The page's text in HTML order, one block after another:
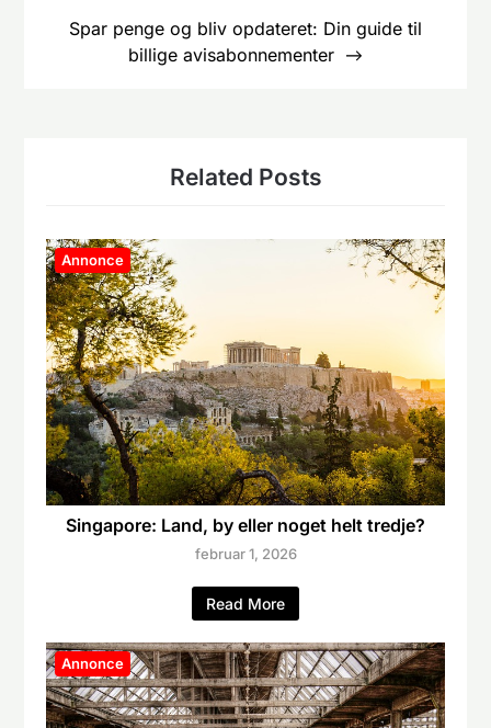
Spar penge og bliv opdateret: Din guide til
billige avisabonnementer
Related Posts
Annonce
Singapore: Land, by eller noget helt tredje?
februar 1, 2026
Read More
Annonce